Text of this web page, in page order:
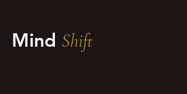
Mind Shift